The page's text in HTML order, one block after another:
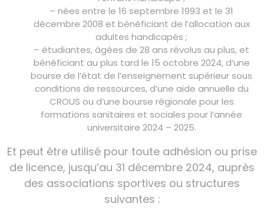
– nées entre le 16 septembre 1993 et le 31
décembre 2008 et bénéficiant de l’allocation aux
adultes handicapés ;
– étudiantes, âgées de 28 ans révolus au plus, et
bénéficiant au plus tard le 15 octobre 2024, d’une
bourse de l’état de l’enseignement supérieur sous
conditions de ressources, d’une aide annuelle du
CROUS ou d’une bourse régionale pour les
formations sanitaires et sociales pour l’année
universitaire 2024 – 2025.
Et peut être utilisé pour toute adhésion ou prise
de licence, jusqu’au 31 décembre 2024, auprès
des associations sportives ou structures
suivantes :